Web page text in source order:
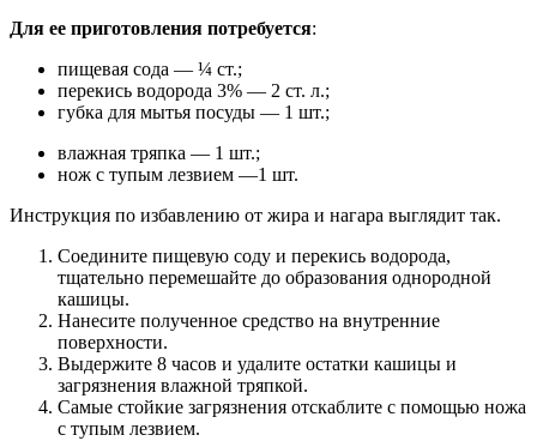
Для ее приготовления потребуется:
пищевая сода — ¼ ст.;
перекись водорода 3% — 2 ст. л.;
губка для мытья посуды — 1 шт.;
влажная тряпка — 1 шт.;
нож с тупым лезвием —1 шт.
Инструкция по избавлению от жира и нагара выглядит так.
Соедините пищевую соду и перекись водорода,
тщательно перемешайте до образования однородной
кашицы.
Нанесите полученное средство на внутренние
поверхности.
Выдержите 8 часов и удалите остатки кашицы и
загрязнения влажной тряпкой.
Самые стойкие загрязнения отскаблите с помощью ножа
с тупым лезвием.